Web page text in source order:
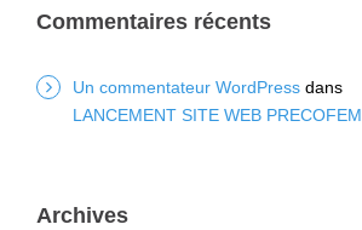
Commentaires récents
Un commentateur WordPress dans
LANCEMENT SITE WEB PRECOFEM
Archives